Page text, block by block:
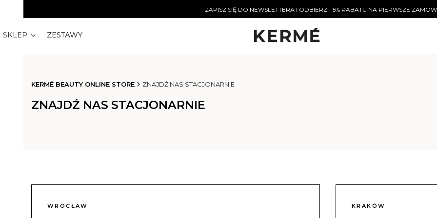
ZAPISZ SIĘ DO NEWSLETTERA I ODBIERZ - 5% RABATU NA PIERWSZE
SKLEP ZESTAWY
KERMÉ BEAUTY ONLINE STORE ZNAJDŹ NAS STACJONARNIE
ZNAJDŹ NAS STACJONARNIE
WROCŁAW KRAKÓW